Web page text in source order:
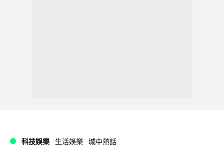
科技娛樂 生活娛樂 城中熱話